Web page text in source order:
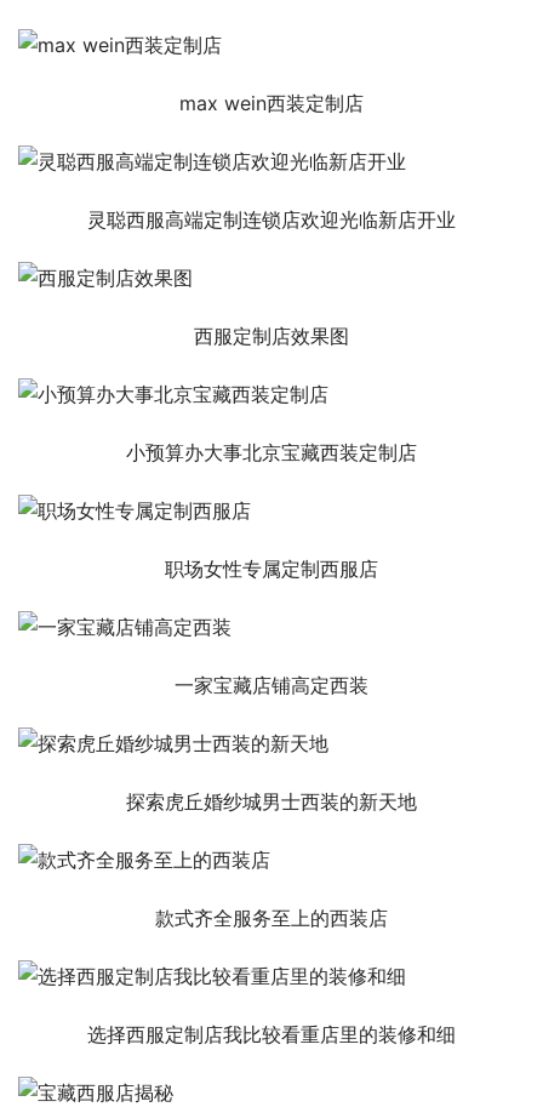
max wein西装定制店
灵聪西服高端定制连锁店欢迎光临新店开业
西服定制店效果图
小预算办大事北京宝藏西装定制店
职场女性专属定制西服店
一家宝藏店铺高定西装
探索虎丘婚纱城男士西装的新天地
款式齐全服务至上的西装店
选择西服定制店我比较看重店里的装修和细